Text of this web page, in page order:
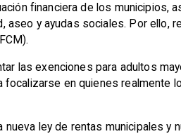
financiera de los municipios,
aseo y ayudas sociales. Por ello,
las exenciones para adultos
en quienes realmente
ley de rentas municipales y